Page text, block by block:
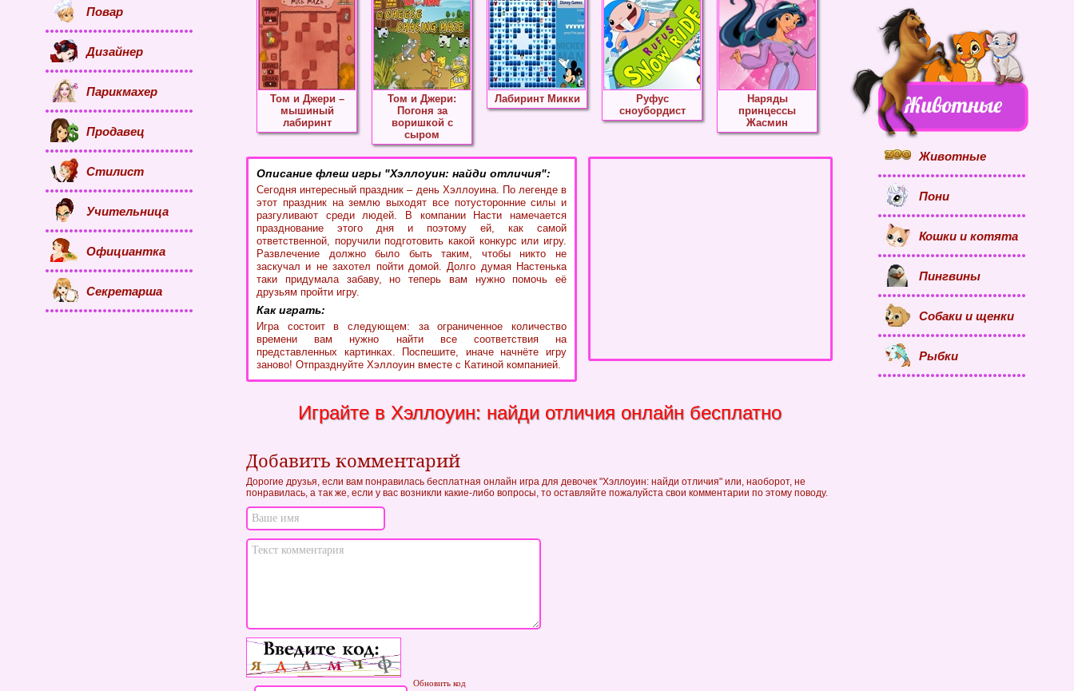
Том и Джери –
мышиный
лабиринт
Том и Джери:
Погоня за
воришкой с
сыром
Лабиринт Микки
Руфус
сноубордист
Наряды
принцессы
Жасмин
Описание флеш игры "Хэллоуин: найди отличия":
Сегодня интересный праздник – день Хэллоуина. По легенде в
этот праздник на землю выходят все потусторонние силы и
разгуливают среди людей. В компании Насти намечается
празднование этого дня и поэтому ей, как самой
ответственной, поручили подготовить какой конкурс или игру.
Развлечение должно было быть таким, чтобы никто не
заскучал и не захотел пойти домой. Долго думая Настенька
таки придумала забаву, но теперь вам нужно помочь её
друзьям пройти игру.
Как играть:
Игра состоит в следующем: за ограниченное количество
времени вам нужно найти все соответствия на
представленных картинках. Поспешите, иначе начнёте игру
заново! Отпразднуйте Хэллоуин вместе с Катиной компанией.
Играйте в Хэллоуин: найди отличия онлайн бесплатно
Добавить комментарий
Дорогие друзья, если вам понравилась бесплатная онлайн игра для девочек "Хэллоуин: найди отличия" или, наоборот, не
понравилась, а так же, если у вас возникли какие-либо вопросы, то оставляйте пожалуйста свои комментарии по этому поводу.
Обновить код
Повар
Дизайнер
Парикмахер
Продавец
Стилист
Учительница
Официантка
Секретарша
Животные
Пони
Кошки и котята
Пингвины
Собаки и щенки
Рыбки